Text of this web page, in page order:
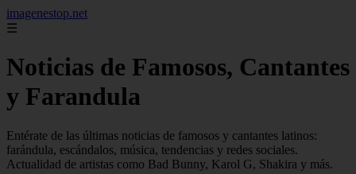
imagenestop.net
☰
Noticias de Famosos, Cantantes
y Farandula
Entérate de las últimas noticias de famosos y cantantes latinos:
farándula, escándalos, música, tendencias y redes sociales.
Actualidad de artistas como Bad Bunny, Karol G, Shakira y más.